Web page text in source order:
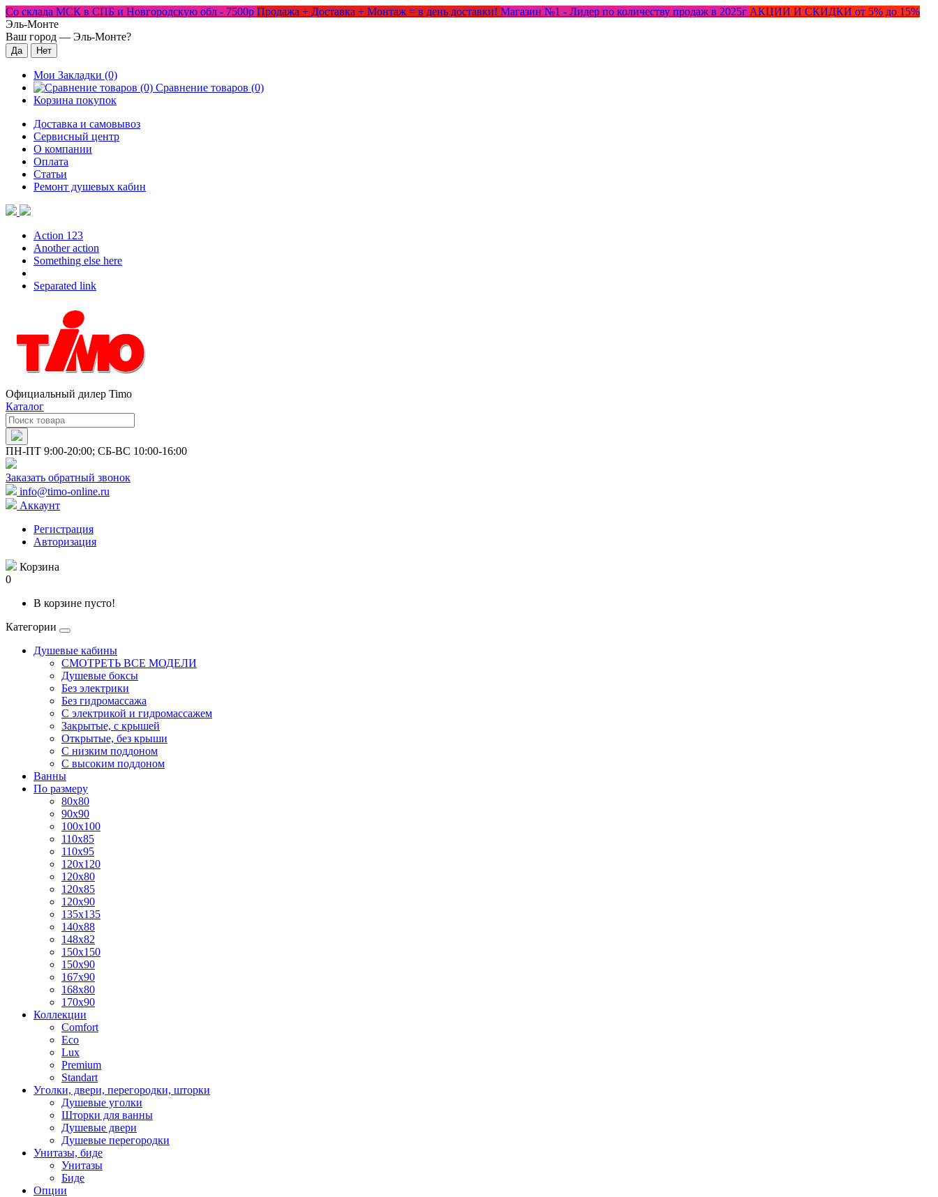
Со склада МСК в СПБ и Новгородскую обл - 7500р Продажа + Доставка + Монтаж = в день доставки! Магазин №1 - Лидер по количеству продаж в 2025г АКЦИИ И СКИДКИ от 5% до 15%
Эль-Монте
Ваш город — Эль-Монте?
Мои Закладки (0)
Сравнение товаров (0)
Корзина покупок
Доставка и самовывоз
Сервисный центр
О компании
Оплата
Статьи
Ремонт душевых кабин
Action 123
Another action
Something else here
Separated link
Официальный дилер Timo
Каталог
ПН-ПТ 9:00-20:00; СБ-ВС 10:00-16:00
Заказать обратный звонок
info@timo-online.ru
Аккаунт
Регистрация
Авторизация
Корзина
0
В корзине пусто!
Категории
Душевые кабины
СМОТРЕТЬ ВСЕ МОДЕЛИ
Душевые боксы
Без электрики
Без гидромассажа
С электрикой и гидромассажем
Закрытые, с крышей
Открытые, без крыши
С низким поддоном
С высоким поддоном
Ванны
По размеру
80x80
90x90
100x100
110x85
110x95
120x120
120x80
120x85
120x90
135x135
140x88
148x82
150x150
150x90
167x90
168x80
170x90
Коллекции
Comfort
Eco
Lux
Premium
Standart
Уголки, двери, перегородки, шторки
Душевые уголки
Шторки для ванны
Душевые двери
Душевые перегородки
Унитазы, биде
Унитазы
Биде
Опции